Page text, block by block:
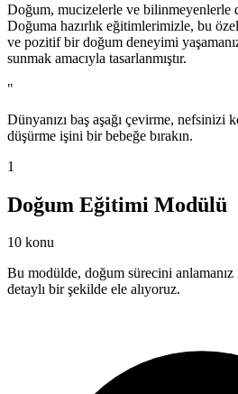
Doğum, mucizelerle ve bilinmeyenlerle
Doğuma hazırlık eğitimlerimizle, bu
ve pozitif bir doğum deneyimi
sunmak amacıyla tasarlanmıştır.
"
Dünyanızı baş aşağı çevirme, nefsinizi
düşürme işini bir bebeğe bırakın.
1
Doğum Eğitimi Modülü
10 konu
Bu modülde, doğum sürecini
detaylı bir şekilde ele alıyoruz.